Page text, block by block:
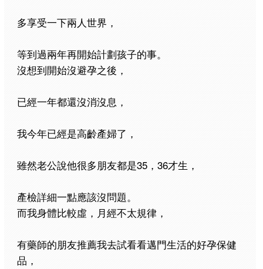
多享受一下兩人世界，
等到過兩年再開始計劃孩子的事。
沒想到開始沒避孕之後，
已經一年都還沒消沒息，
我今年已經是高齡產婦了，
雖然老公說他很多朋友都是35，36才生，
產檢詳細一點應該沒問題。
而我身體比較虛，月經不太規律，
有藥師的朋友推薦我去試看看邁門生活的好孕保健
品，